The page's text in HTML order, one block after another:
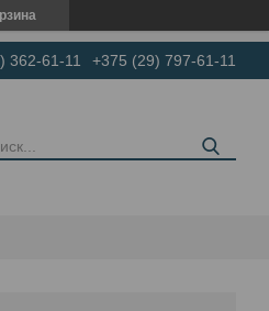
362-61-11 +375 (29) 797-61-11